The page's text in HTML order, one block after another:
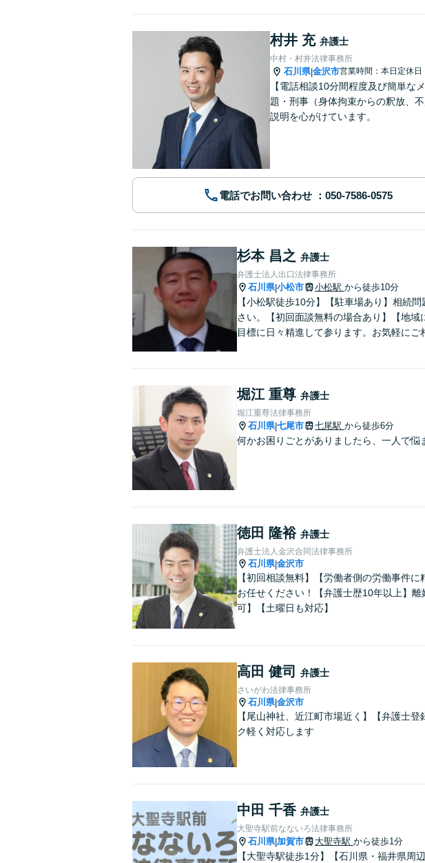
村井 充 弁護士
中村・村井法律事務所
石川県|金沢市営業時間：本日定休日
【電話相談10分間程度及び簡単な
題・刑事（身体拘束からの釈放、
説明を心がけています。
電話でお問い合わせ
杉本 昌之 弁護士
弁護士法人出口法律事務所
石川県|小松市 小松駅 から徒歩10分
【小松駅徒歩10分】【駐車場あり】相続
さい。【初回面談無料の場合あり】【地
目標に日々精進して参ります。お気軽にご
堀江 重尊 弁護士
堀江重尊法律事務所
石川県|七尾市 七尾駅 から徒歩6分
何かお困りごとがありましたら、一人で悩
徳田 隆裕 弁護士
弁護士法人金沢合同法律事務所
石川県|金沢市
【初回相談無料】【労働者側の労働事件
お任せください！【弁護士歴10年以上】
可】【土曜日も対応】
高田 健司 弁護士
さいがわ法律事務所
石川県|金沢市
【尾山神社、近江町市場近く】【弁護士
ク軽く対応します
中田 千香 弁護士
大聖寺駅前なないろ法律事務所
石川県|加賀市 大聖寺駅 から徒歩1分
【大聖寺駅徒歩1分】【石川県・福井県周